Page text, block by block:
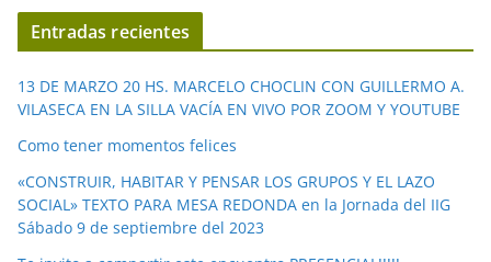
í
d
o
Entradas recientes
13 DE MARZO 20 HS. MARCELO CHOCLIN CON GUILLERMO A.
VILASECA EN LA SILLA VACÍA EN VIVO POR ZOOM Y YOUTUBE
Como tener momentos felices
«CONSTRUIR, HABITAR Y PENSAR LOS GRUPOS Y EL LAZO
SOCIAL» TEXTO PARA MESA REDONDA en la Jornada del IIG
Sábado 9 de septiembre del 2023